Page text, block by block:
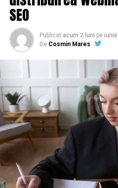
SEO
Publicat acum 2 luni pe
De Cosmin Mares